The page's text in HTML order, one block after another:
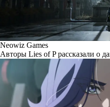
Neowiz Games
Авторы Lies of P рассказали о